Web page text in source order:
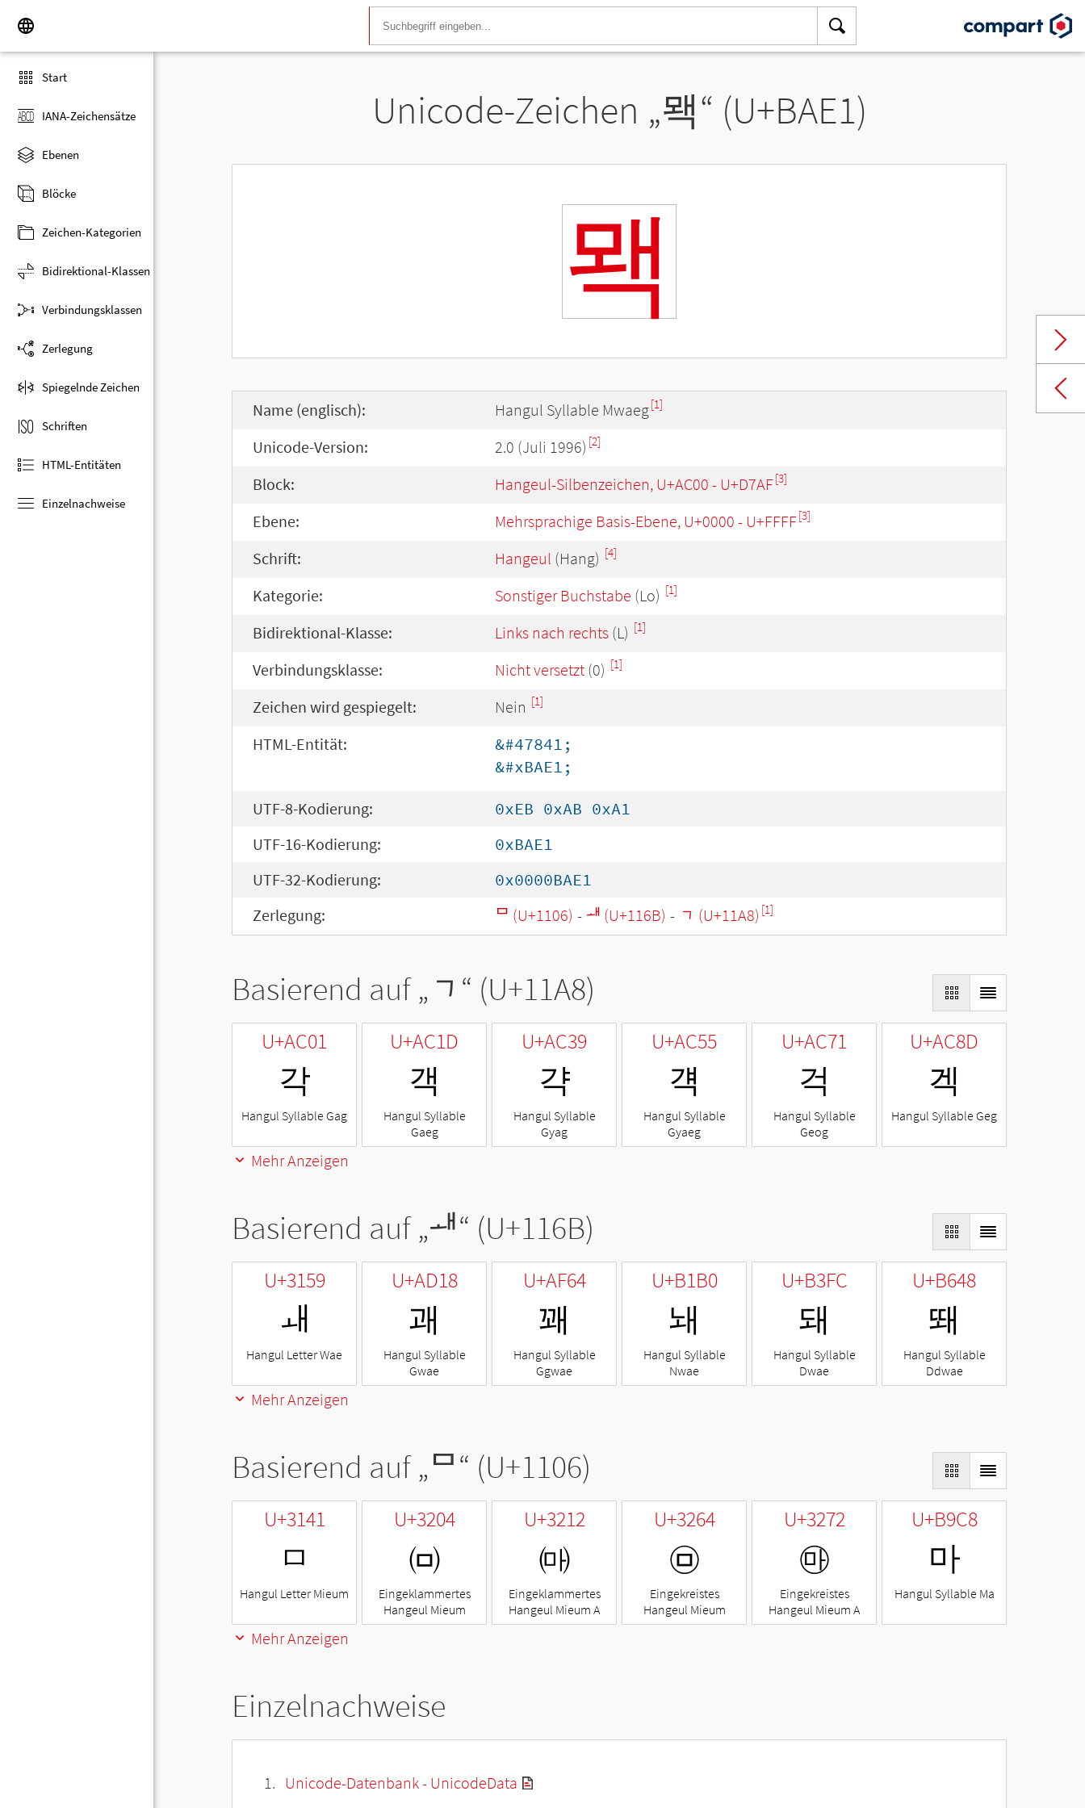
Start
IANA-Zeichensätze
Ebenen
Blöcke
Zeichen-Kategorien
Bidirektional-Klassen
Verbindungsklassen
Zerlegung
Spiegelnde Zeichen
Schriften
HTML-Entitäten
Einzelnachweise
Unicode-Zeichen „뫡“ (U+BAE1)
뫡
Name (englisch): Hangul Syllable Mwaeg[1]
Unicode-Version: 2.0 (Juli 1996) [2]
Block: Hangeul-Silbenzeichen, U+AC00 - U+D7AF[3]
Ebene: Mehrsprachige Basis-Ebene, U+0000 - U+FFFF[3]
Schrift: Hangeul (Hang) [4]
Kategorie: Sonstiger Buchstabe (Lo) [1]
Bidirektional-Klasse: Links nach rechts (L) [1]
Verbindungsklasse: Nicht versetzt (0) [1]
Zeichen wird gespiegelt: Nein [1]
HTML-Entität:
&#47841;
&#xBAE1;
UTF-8-Kodierung:
0xEB 0xAB 0xA1
UTF-16-Kodierung:
0xBAE1
UTF-32-Kodierung:
0x0000BAE1
Zerlegung:
ᄆ (U+1106) - ᅫ (U+116B) - ᆨ (U+11A8) [1]
Basierend auf „ ᆨ “ (U+11A8)
U+AC01
각
Hangul Syllable Gag
U+AC1D
객
Hangul Syllable
Gaeg
U+AC39
갹
Hangul Syllable
Gyag
U+AC55
걕
Hangul Syllable
Gyaeg
U+AC71
걱
Hangul Syllable
Geog
U+AC8D
겍
Hangul Syllable Geg
Mehr Anzeigen
Basierend auf „ᅫ“ (U+116B)
U+3159
ㅙ
Hangul Letter Wae
U+AD18
괘
Hangul Syllable
Gwae
U+AF64
꽤
Hangul Syllable
Ggwae
U+B1B0
놰
Hangul Syllable
Nwae
U+B3FC
돼
Hangul Syllable
Dwae
U+B648
뙈
Hangul Syllable
Ddwae
Mehr Anzeigen
Basierend auf „ᄆ“ (U+1106)
U+3141
ㅁ
Hangul Letter Mieum
U+3204
㈄
Eingeklammertes
Hangeul Mieum
U+3212
㈒
Eingeklammertes
Hangeul Mieum A
U+3264
㉤
Eingekreistes
Hangeul Mieum
U+3272
㉲
Eingekreistes
Hangeul Mieum A
U+B9C8
마
Hangul Syllable Ma
Mehr Anzeigen
Einzelnachweise
Unicode-Datenbank - UnicodeData